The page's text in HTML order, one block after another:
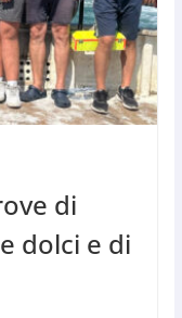
di
dolci e di